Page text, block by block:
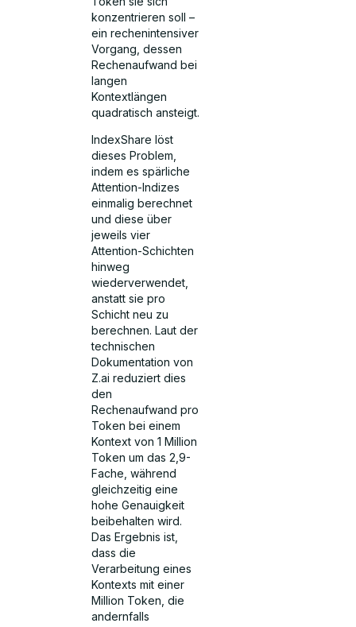
konzentrieren soll –
ein rechenintensiver
Vorgang, dessen
Rechenaufwand bei
langen
Kontextlängen
quadratisch ansteigt.
IndexShare löst
dieses Problem,
indem es spärliche
Attention-Indizes
einmalig berechnet
und diese über
jeweils vier
Attention-Schichten
hinweg
wiederverwendet,
anstatt sie pro
Schicht neu zu
berechnen. Laut der
technischen
Dokumentation von
Z.ai reduziert dies
den
Rechenaufwand pro
Token bei einem
Kontext von 1 Million
Token um das 2,9-
Fache, während
gleichzeitig eine
hohe Genauigkeit
beibehalten wird.
Das Ergebnis ist,
dass die
Verarbeitung eines
Kontexts mit einer
Million Token, die
andernfalls